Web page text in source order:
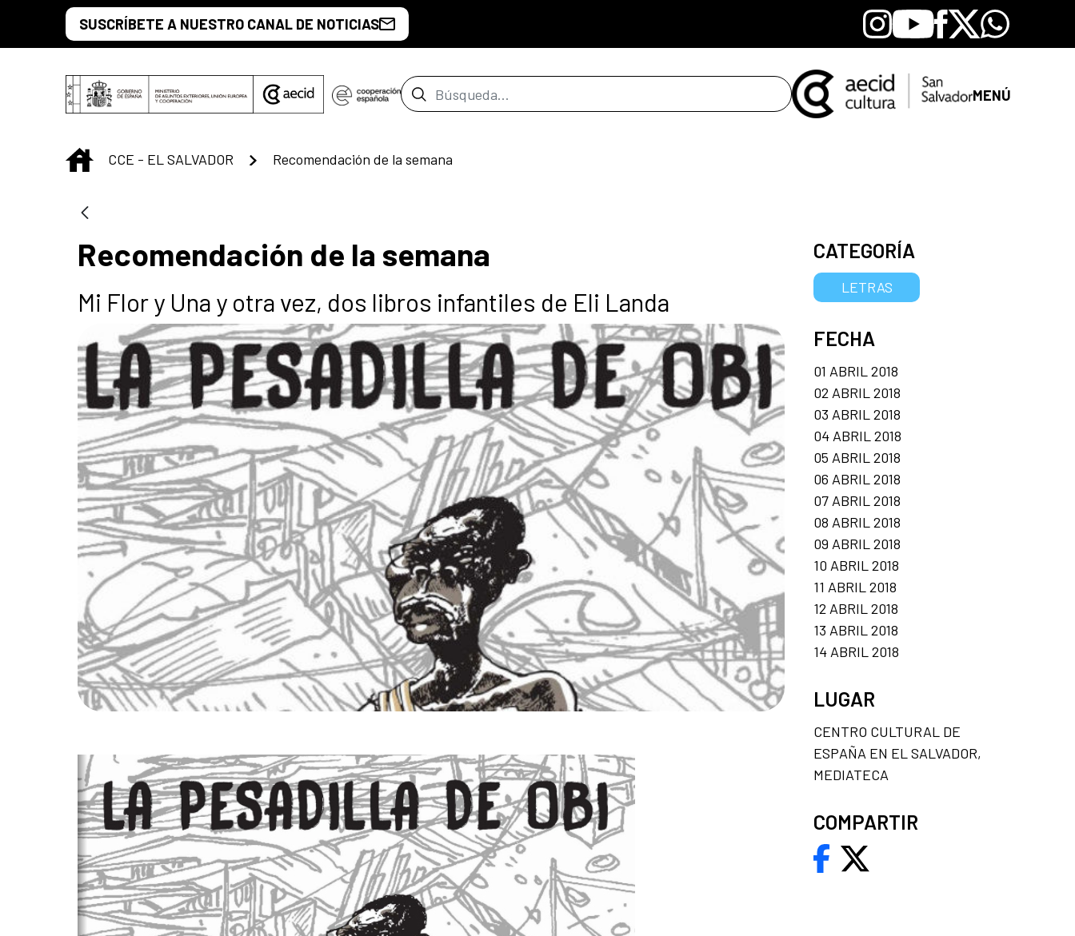
Saltar al contenido principal
SUSCRÍBETE A NUESTRO CANAL DE NOTICIAS Instagram
YoutubeFacebook
X Whatsapp
Barra de búsqueda MENÚ
INICIO
CCE - EL SALVADOR Recomendación de la semana
Recomendación de la semana
Mi Flor y Una y otra vez, dos libros infantiles de Eli Landa
CATEGORÍA
LETRAS
FECHA
01 ABRIL 2018
02 ABRIL 2018
03 ABRIL 2018
04 ABRIL 2018
05 ABRIL 2018
06 ABRIL 2018
07 ABRIL 2018
08 ABRIL 2018
09 ABRIL 2018
10 ABRIL 2018
11 ABRIL 2018
12 ABRIL 2018
13 ABRIL 2018
14 ABRIL 2018
LUGAR
CENTRO CULTURAL DE
ESPAÑA EN EL SALVADOR,
MEDIATECA
COMPARTIR